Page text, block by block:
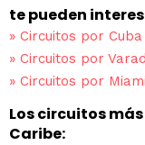
te pueden
» Circuitos por Cuba
» Circuitos por
» Circuitos por Miami
Los circuitos
Caribe: